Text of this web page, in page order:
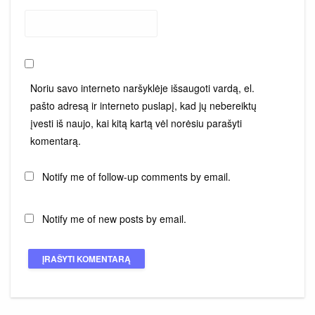
Noriu savo interneto naršyklėje išsaugoti vardą, el.
pašto adresą ir interneto puslapį, kad jų nebereiktų
įvesti iš naujo, kai kitą kartą vėl norėsiu parašyti
komentarą.
Notify me of follow-up comments by email.
Notify me of new posts by email.